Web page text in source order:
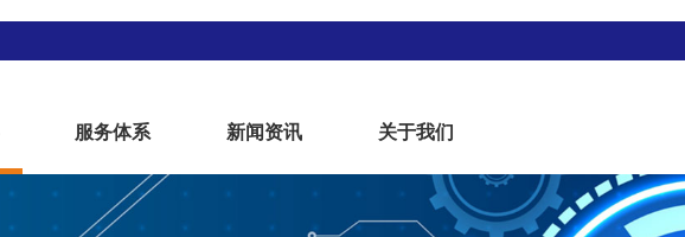
服务体系 新闻资讯 关于我们